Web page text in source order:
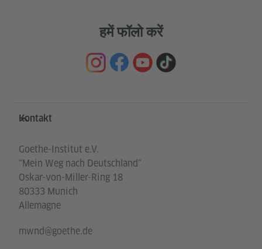
हमें फॉलो करें
Service- und Informationsbereich
Kontakt
Goethe-Institut e.V.
"Mein Weg nach Deutschland"
Oskar-von-Miller-Ring 18
80333 Munich
Allemagne
mwnd@goethe.de